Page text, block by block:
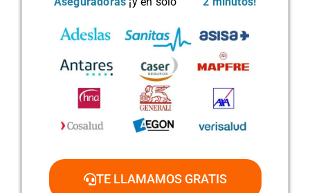
TE LLAMAMOS GRATIS